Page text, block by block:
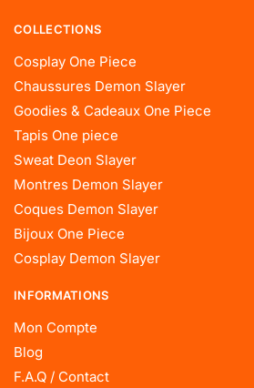
COLLECTIONS
Cosplay One Piece
Chaussures Demon Slayer
Goodies & Cadeaux One Piece
Tapis One piece
Sweat Deon Slayer
Montres Demon Slayer
Coques Demon Slayer
Bijoux One Piece
Cosplay Demon Slayer
INFORMATIONS
Mon Compte
Blog
F.A.Q / Contact